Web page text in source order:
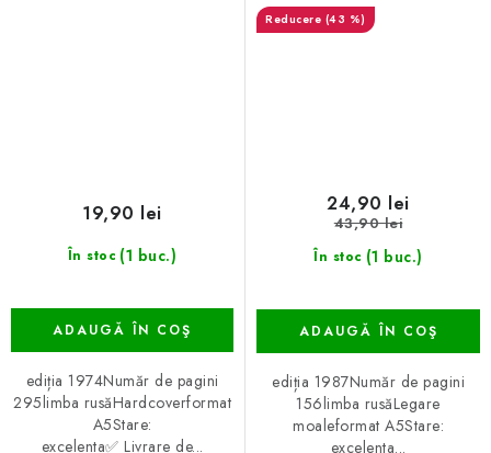
În stoc (1 buc.)
19,90 lei
ADAUGĂ ÎN COŞ
ediția 1974Număr de pagini
295limba rusăHardcoverformat
A5Stare:
excelenta✅ Livrare de...
(43 %)
În stoc (1 buc.)
24,90 lei
43,90 lei
ADAUGĂ ÎN COŞ
ediția 1987Număr de pagini
156limba rusăLegare
moaleformat A5Stare:
excelenta...